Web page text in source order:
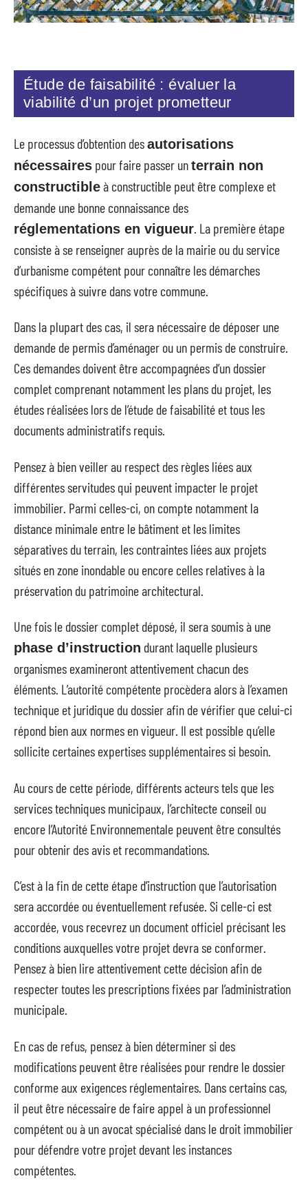
Étude de faisabilité : évaluer la
viabilité d’un projet prometteur
Le processus d’obtention desautorisations
nécessaires pour faire passer unterrain non
constructibleà constructible peut être complexe et
demande une bonne connaissance des
réglementations en vigueur . La première étape
consiste à se renseigner auprès de la mairie ou du service
d’urbanisme compétent pour connaître les démarches
spécifiques à suivre dans votre commune.
Dans la plupart des cas, il sera nécessaire de déposer une
demande de permis d’aménager ou un permis de construire.
Ces demandes doivent être accompagnées d’un dossier
complet comprenant notamment les plans du projet, les
études réalisées lors de l’étude de faisabilité et tous les
documents administratifs requis.
Pensez à bien veiller au respect des règles liées aux
différentes servitudes qui peuvent impacter le projet
immobilier. Parmi celles-ci, on compte notamment la
distance minimale entre le bâtiment et les limites
séparatives du terrain, les contraintes liées aux projets
situés en zone inondable ou encore celles relatives à la
préservation du patrimoine architectural.
Une fois le dossier complet déposé, il sera soumis à une
phase d’instruction durant laquelle plusieurs
organismes examineront attentivement chacun des
éléments. L’autorité compétente procèdera alors à l’examen
technique et juridique du dossier afin de vérifier que celui-ci
répond bien aux normes en vigueur. Il est possible qu’elle
sollicite certaines expertises supplémentaires si besoin.
Au cours de cette période, différents acteurs tels que les
services techniques municipaux, l’architecte conseil ou
encore l’Autorité Environnementale peuvent être consultés
pour obtenir des avis et recommandations.
C’est à la fin de cette étape d’instruction que l’autorisation
sera accordée ou éventuellement refusée. Si celle-ci est
accordée, vous recevrez un document officiel précisant les
conditions auxquelles votre projet devra se conformer.
Pensez à bien lire attentivement cette décision afin de
respecter toutes les prescriptions fixées par l’administration
municipale.
En cas de refus, pensez à bien déterminer si des
modifications peuvent être réalisées pour rendre le dossier
conforme aux exigences réglementaires. Dans certains cas,
il peut être nécessaire de faire appel à un professionnel
compétent ou à un avocat spécialisé dans le droit immobilier
pour défendre votre projet devant les instances
compétentes.